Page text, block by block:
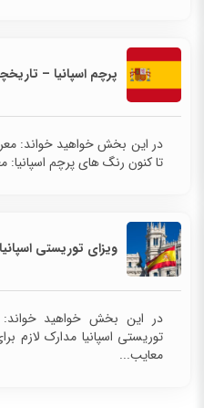
پرچم اسپانیا –
در این بخش خواهید خواند:
تا کنون رنگ های پرچم اسپانیا:
ویزای توریستی اسپانیا
در این بخش خواهید
توریستی اسپانیا مدارک لازم
معایب...